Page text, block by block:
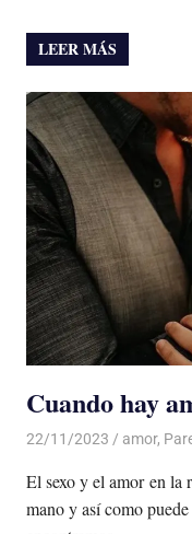
LEER MÁS
Cuando hay
22/11/2023 De todo
amor,
El sexo y el amor en la
mano y así como